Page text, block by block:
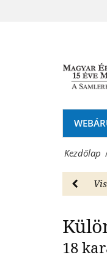
-
négylevelű
lóhere
medál
Magyar
Kezdőlap
18
Érmék
hivatalos